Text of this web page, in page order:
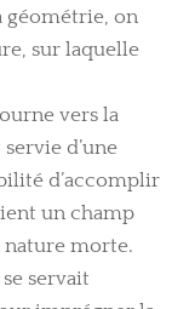
géométrie, on
sur laquelle
vers la
d’une
d’accomplir
un champ
nature morte.
servait